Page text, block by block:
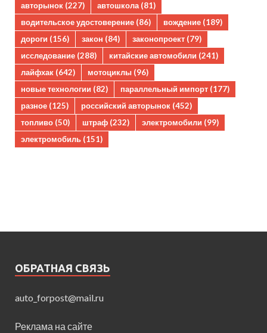
авторынок (227) автошкола(81)
водительское удостоверение (86) вождение (189)
дороги (156) закон (84) законопроект (79)
исследование (288) китайские автомобили (241)
лайфхак (642) мотоциклы (96)
новые технологии (82) параллельный импорт (177)
разное (125) российский авторынок (452)
топливо (50) штраф (232) электромобили (99)
электромобиль (151)
ОБРАТНАЯ СВЯЗЬ
auto_forpost@mail.ru
Реклама на сайте